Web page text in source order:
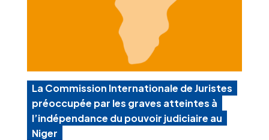
La Commission Internationale de Juristes
préoccupée par les graves atteintes à
l’indépendance du pouvoir judiciaire au
Niger